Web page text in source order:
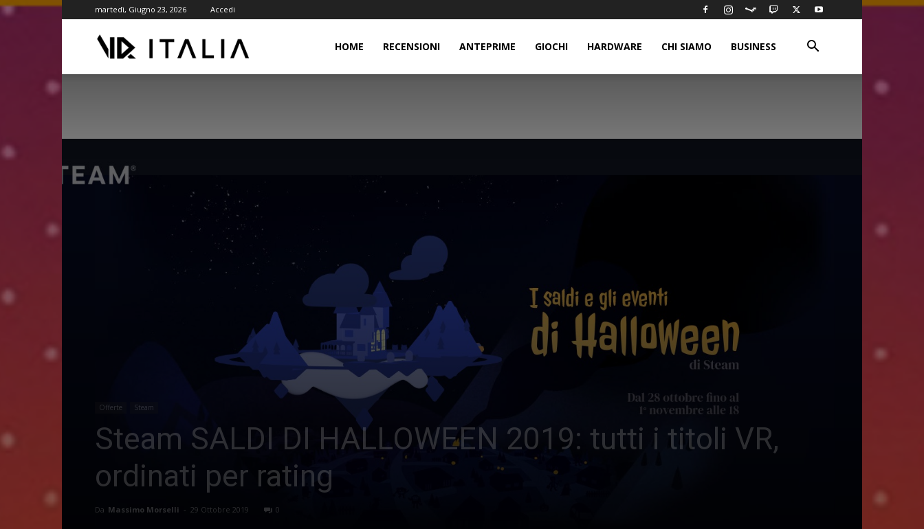
martedì, Giugno 23, 2026 Accedi
HOME RECENSIONI ANTEPRIME GIOCHI HARDWARE CHI SIAMO BUSINESS
Offerte Steam
Steam SALDI DI HALLOWEEN 2019: tutti i titoli VR,
ordinati per rating
Da Massimo Morselli - 29 Ottobre 2019 0